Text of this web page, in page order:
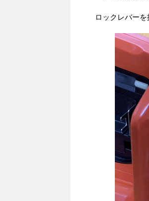
ロックレバー